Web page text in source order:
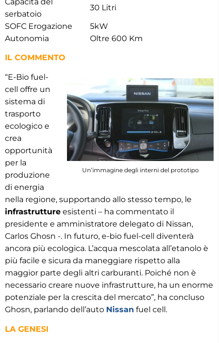
serbatoio
30 Litri
SOFC Erogazione
5kW
Autonomia
Oltre 600 Km
IL COMMENTO
Un’immagine degli interni del prototipo
“E-Bio fuel-
cell offre un
sistema di
trasporto
ecologico e
crea
opportunità
per la
produzione
di energia
nella regione, supportando allo stesso tempo, le
infrastrutture esistenti – ha commentato il
presidente e amministratore delegato di Nissan,
Carlos Ghosn -. In futuro, e-bio fuel-cell diventerà
ancora più ecologica. L’acqua mescolata all’etanolo è
più facile e sicura da maneggiare rispetto alla
maggior parte degli altri carburanti. Poiché non è
necessario creare nuove infrastrutture, ha un enorme
potenziale per la crescita del mercato”, ha concluso
Ghosn, parlando dell’auto Nissan fuel cell.
LA GENESI